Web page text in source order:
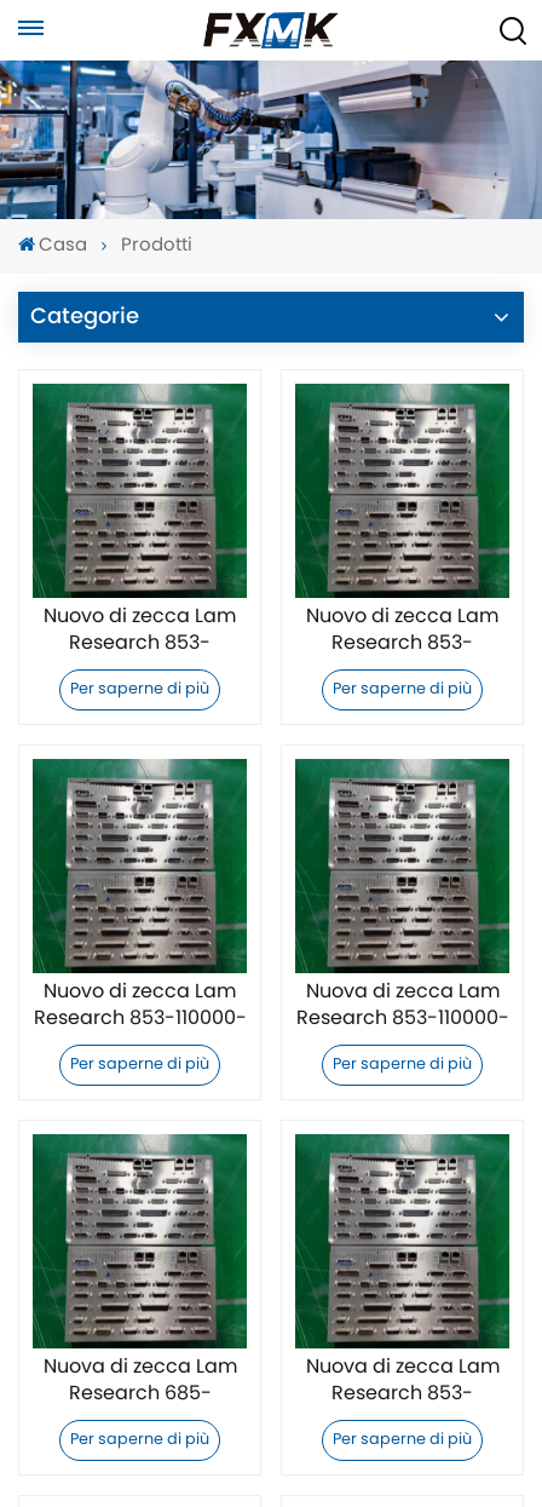
Casa Prodotti
Categorie
Nuovo di zecca Lam
Research 853-
252747-006 unità di
controllo per
Per saperne di più
Nuovo di zecca Lam
Research 853-
270785-004 Unità di
controllo per
Per saperne di più
Nuovo di zecca Lam
Research 853-110000-
006 Unità di controllo
per semiconduttori
Per saperne di più
Nuova di zecca Lam
Research 853-110000-
005 Unità di controllo
per semiconduttori
Per saperne di più
Nuova di zecca Lam
Research 685-
237417-002 Unità di
controllo per
Per saperne di più
Nuova di zecca Lam
Research 853-
252747R006 Unità di
controllo per
Per saperne di più